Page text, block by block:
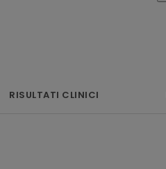
RISULTATI CLINICI